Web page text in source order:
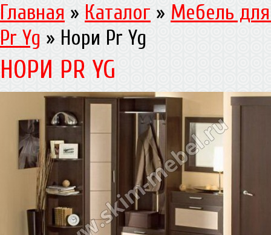
Главная » Каталог » Мебель
Pr Yg » Нори Pr Yg
НОРИ PR YG